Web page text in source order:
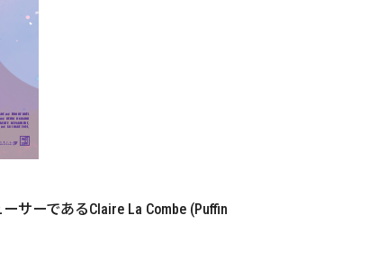
サーであるClaire La Combe (Puffin